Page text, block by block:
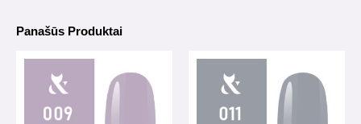
Panašūs Produktai